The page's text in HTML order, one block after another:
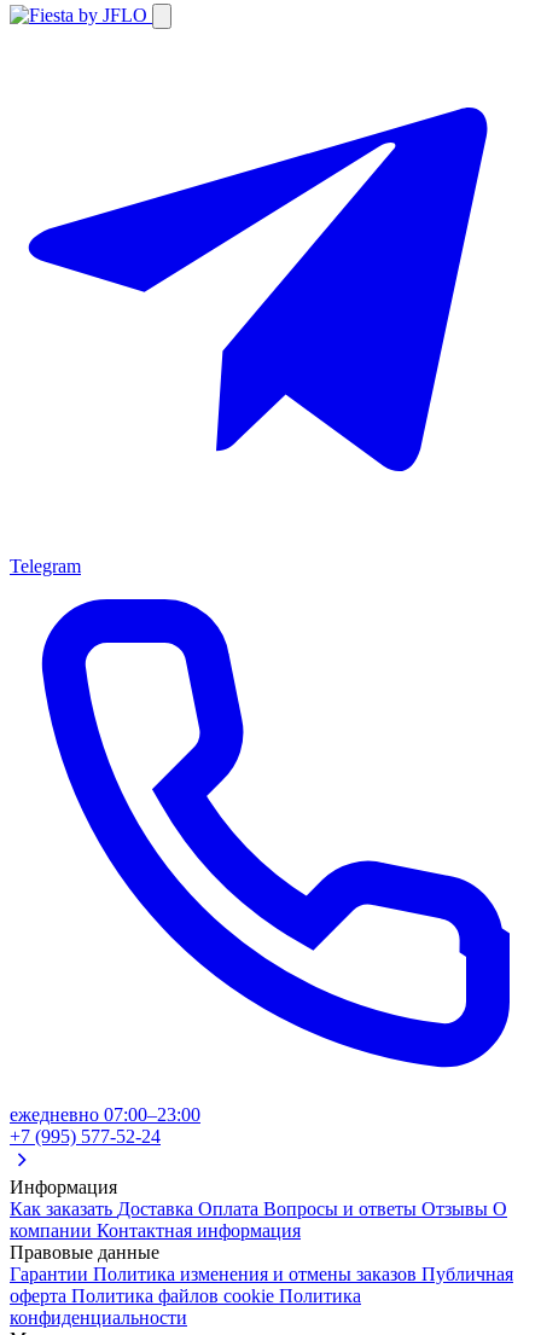
Telegram
ежедневно 07:00–23:00
+7 (995) 577-52-24
Информация
Как заказать Доставка Оплата Вопросы и ответы Отзывы О
компании Контактная информация
Правовые данные
Гарантии Политика изменения и отмены заказов Публичная
оферта Политика файлов cookie Политика
конфиденциальности